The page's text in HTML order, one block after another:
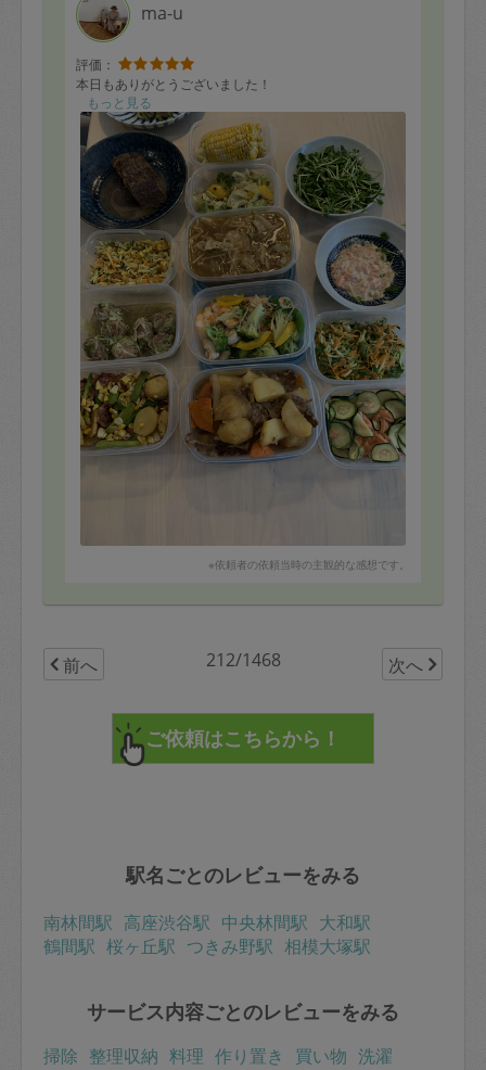
ma-u
評価：
本日もありがとうございました！
もっと見る
※依頼者の依頼当時の主観的な感想です。
前へ 212/1468 次へ
駅名ごとのレビューをみる
南林間駅 高座渋谷駅 中央林間駅 大和駅
鶴間駅 桜ヶ丘駅 つきみ野駅 相模大塚駅
サービス内容ごとのレビューをみる
掃除 整理収納 料理 作り置き 買い物 洗濯